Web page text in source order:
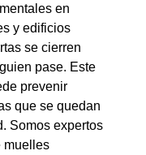
en
y edificios
se cierren
pase. Este
prevenir
que se quedan
Somos expertos
muelles